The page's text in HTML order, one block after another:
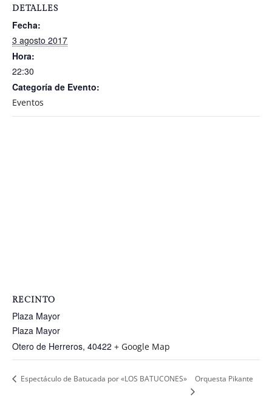
DETALLES
Fecha:
3 agosto 2017
Hora:
22:30
Categoría de Evento:
Eventos
RECINTO
Plaza Mayor
Plaza Mayor
Otero de Herreros, 40422 + Google Map
Espectáculo de Batucada por «LOS BATUCONES» Orquesta Pikante